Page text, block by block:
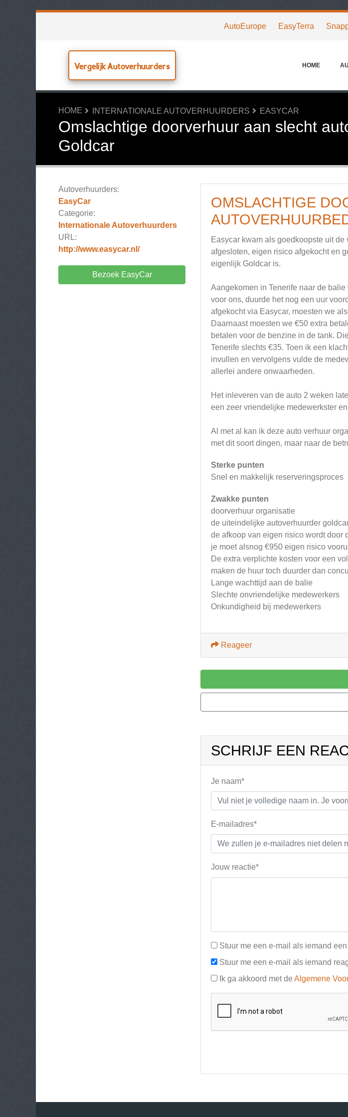
AutoEurope EasyTerra
Vergelijk Autoverhuurders HOME
HOME INTERNATIONALE AUTOVERHUURDERS EASYCAR
Omslachtige doorverhuur aan slecht
Goldcar
Autoverhuurders:
EasyCar
Categorie:
Internationale Autoverhuurders
URL:
http://www.easycar.nl/
Bezoek EasyCar
OMSLACHTIGE
Easycar kwam als goedkoopste uit
afgesloten, eigen risico afgekocht en
eigenlijk Goldcar is.
Aangekomen in Tenerife naar de
voor ons, duurde het nog een uur
afgekocht via Easycar, moesten we
Daarnaast moesten we €50 extra
betalen voor de benzine in de tank.
Tenerife slechts €35. Toen ik een
invullen en vervolgens vulde de
allerlei andere onwaarheden.
Het inleveren van de auto 2 weken
een zeer vriendelijke medewerkster
Al met al kan ik deze auto verhuur
met dit soort dingen, maar naar de
Sterke punten
Snel en makkelijk reserveringsproces
Zwakke punten
doorverhuur organisatie
de uiteindelijke autoverhuurder
de afkoop van eigen risico wordt door
je moet alsnog €950 eigen risico
De extra verplichte kosten voor een
maken de huur toch duurder dan
Lange wachttijd aan de balie
Slechte onvriendelijke medewerkers
Onkundigheid bij medewerkers
Reageer
SCHRIJF EEN
Je naam*
E-mailadres*
Jouw reactie*
Stuur me een e-mail als iemand
Stuur me een e-mail als iemand
Ik ga akkoord met de Algemene